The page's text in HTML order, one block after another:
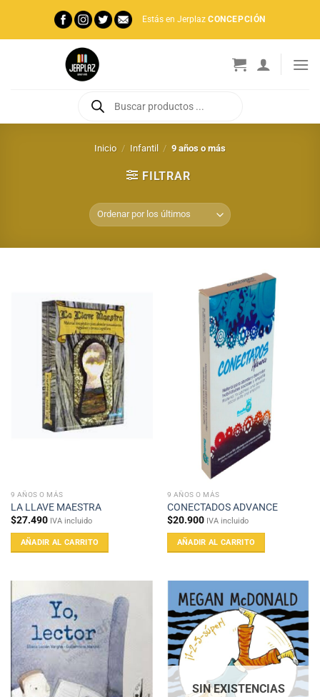
contenido
Estás en Jerplaz CONCEPCIÓN
productos
Inicio / Infantil / 9 años o más
FILTRAR
9 AÑOS O MÁS
LA LLAVE MAESTRA
$27.490 IVA incluido
AÑADIR AL CARRITO
9 AÑOS O MÁS
CONECTADOS ADVANCE
$20.900 IVA incluido
AÑADIR AL CARRITO
SIN EXISTENCIAS